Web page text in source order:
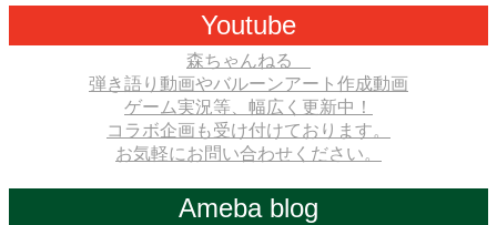
Youtube
森ちゃんねる
弾き語り動画やバルーンアート作成動画
ゲーム実況等、幅広く更新中！
コラボ企画も受け付けております。
お気軽にお問い合わせください。
Ameba blog